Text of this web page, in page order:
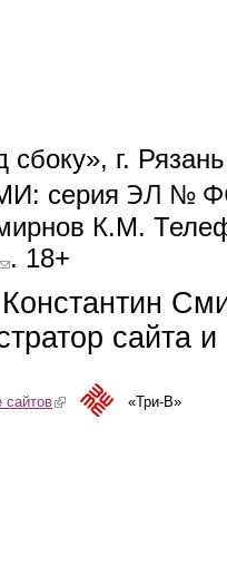
сбоку», г.
серия ЭЛ №
К.М.
(link sends e-mail)
. 18+
сайта
сайтов(link is external)«Три-В»